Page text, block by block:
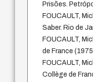
Prisões.
FOUCAULT,
Saber. Rio de
FOUCAULT,
de France
FOUCAULT,
Collège de